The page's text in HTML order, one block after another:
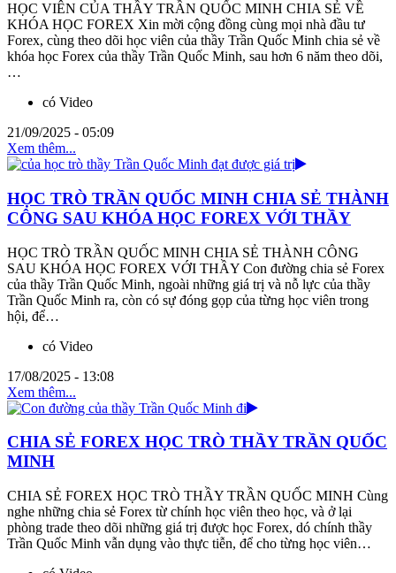
HỌC VIÊN CỦA THẦY TRẦN QUỐC MINH CHIA SẺ VỀ
KHÓA HỌC FOREX Xin mời cộng đồng cùng mọi nhà đầu tư
Forex, cùng theo dõi học viên của thầy Trần Quốc Minh chia sẻ về
khóa học Forex của thầy Trần Quốc Minh, sau hơn 6 năm theo dõi,
…
có Video
21/09/2025 - 05:09
Xem thêm...
HỌC TRÒ TRẦN QUỐC MINH CHIA SẺ THÀNH
CÔNG SAU KHÓA HỌC FOREX VỚI THẦY
HỌC TRÒ TRẦN QUỐC MINH CHIA SẺ THÀNH CÔNG
SAU KHÓA HỌC FOREX VỚI THẦY Con đường chia sẻ Forex
của thầy Trần Quốc Minh, ngoài những giá trị và nỗ lực của thầy
Trần Quốc Minh ra, còn có sự đóng gọp của từng học viên trong
hội, để…
có Video
17/08/2025 - 13:08
Xem thêm...
CHIA SẺ FOREX HỌC TRÒ THẦY TRẦN QUỐC
MINH
CHIA SẺ FOREX HỌC TRÒ THẦY TRẦN QUỐC MINH Cùng
nghe những chia sẻ Forex từ chính học viên theo học, và ở lại
phòng trade theo dõi những giá trị được học Forex, dó chính thầy
Trần Quốc Minh vẫn dụng vào thực tiễn, để cho từng học viên…